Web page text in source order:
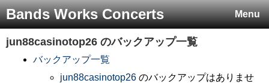
Menu
Bands Works Concerts
jun88casinotop26 のバックアップ一覧
バックアップ一覧
jun88casinotop26 のバックアップはありませ